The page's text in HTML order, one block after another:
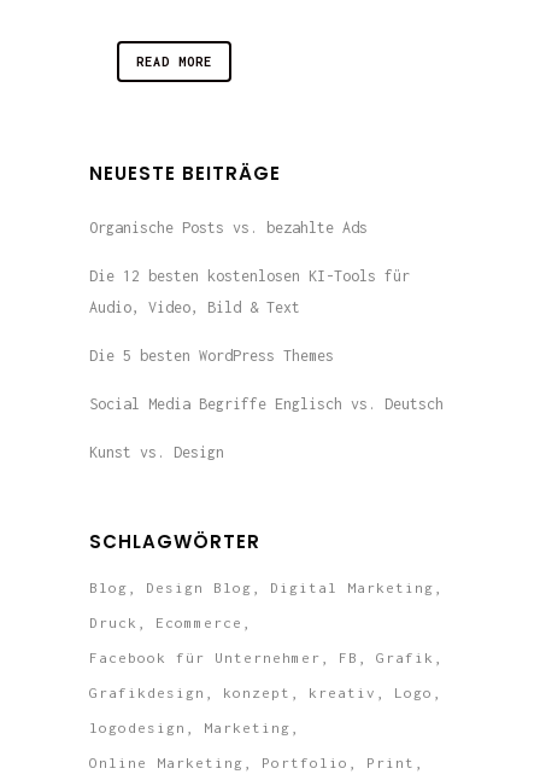
READ MORE
NEUESTE BEITRÄGE
Organische Posts vs. bezahlte Ads
Die 12 besten kostenlosen KI-Tools für
Audio, Video, Bild & Text
Die 5 besten WordPress Themes
Social Media Begriffe Englisch vs. Deutsch
Kunst vs. Design
SCHLAGWÖRTER
Blog Design Blog Digital Marketing
Druck Ecommerce
Facebook für Unternehmer FB Grafik
Grafikdesign konzept kreativ Logo
logodesign Marketing
Online Marketing Portfolio Print